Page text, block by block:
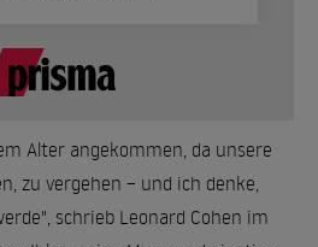
Alter angekommen, da unsere
zu vergehen – und ich denke,
schrieb Leonard Cohen im